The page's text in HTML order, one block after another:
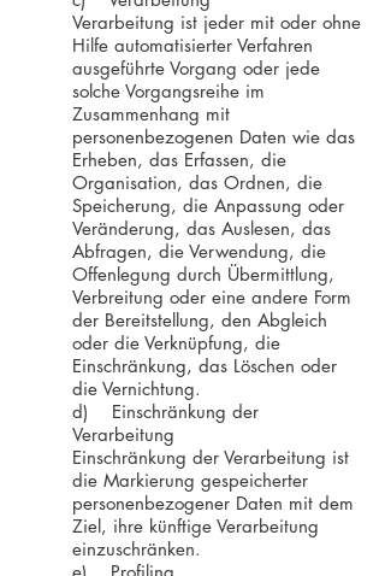
Verarbeitung ist jeder mit oder ohne
Hilfe automatisierter Verfahren
ausgeführte Vorgang oder jede
solche Vorgangsreihe im
Zusammenhang mit
personenbezogenen Daten wie das
Erheben, das Erfassen, die
Organisation, das Ordnen, die
Speicherung, die Anpassung oder
Veränderung, das Auslesen, das
Abfragen, die Verwendung, die
Offenlegung durch Übermittlung,
Verbreitung oder eine andere Form
der Bereitstellung, den Abgleich
oder die Verknüpfung, die
Einschränkung, das Löschen oder
die Vernichtung.
d) Einschränkung der
Verarbeitung
Einschränkung der Verarbeitung ist
die Markierung gespeicherter
personenbezogener Daten mit dem
Ziel, ihre künftige Verarbeitung
einzuschränken.